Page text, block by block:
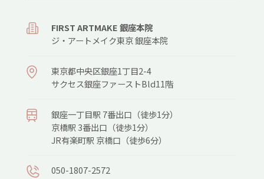
FIRST ARTMAKE 銀座本院
ジ・アートメイク東京 銀座本院
東京都中央区銀座1丁目2-4
サクセス銀座ファーストBld11階
銀座⼀丁⽬駅 7番出⼝（徒歩1分）
京橋駅 3番出⼝（徒歩1分）
JR有楽町駅 京橋⼝（徒歩6分）
050-1807-2572